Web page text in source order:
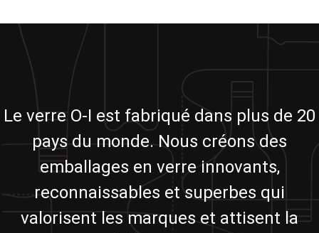
Le verre O-I est fabriqué dans plus de 20
pays du monde. Nous créons des
emballages en verre innovants,
reconnaissables et superbes qui
valorisent les marques et attisent la